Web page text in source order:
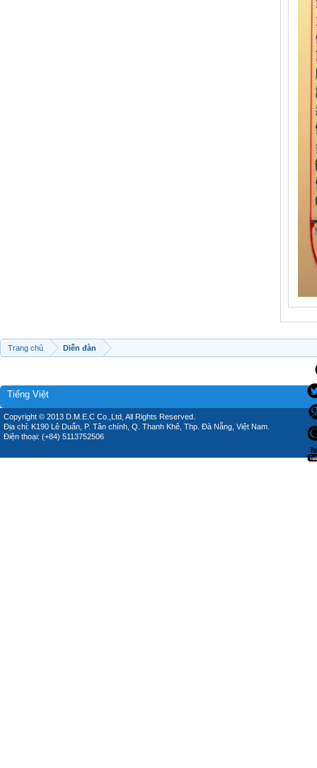
Trang chủ Diễn đàn
Tiếng Việt
Copyright © 2013 D.M.E.C Co.,Ltd, All Rights Reserved.
Địa chỉ: K190 Lê Duẩn, P. Tân chính, Q. Thanh Khê, Thp. Đà Nẵng, Việt Nam.
Điện thoại: (+84) 5113752506